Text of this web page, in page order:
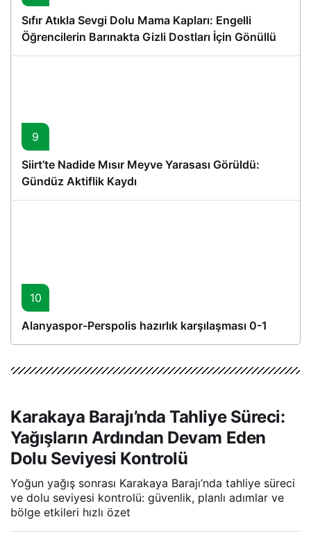
Sıfır Atıkla Sevgi Dolu Mama Kapları: Engelli
Öğrencilerin Barınakta Gizli Dostları İçin Gönüllü
Proje
9
Siirt’te Nadide Mısır Meyve Yarasası Görüldü:
Gündüz Aktiflik Kaydı
10
Alanyaspor-Perspolis hazırlık karşılaşması 0-1
Karakaya Barajı’nda Tahliye Süreci:
Yağışların Ardından Devam Eden
Dolu Seviyesi Kontrolü
Yoğun yağış sonrası Karakaya Barajı’nda tahliye süreci
ve dolu seviyesi kontrolü: güvenlik, planlı adımlar ve
bölge etkileri hızlı özet